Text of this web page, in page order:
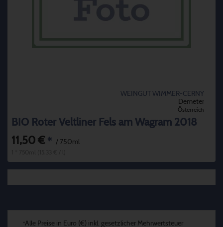
WEINGUT WIMMER-CERNY
Demeter
Österreich
BIO Roter Veltliner Fels am Wagram 2018
11,50 € * / 750ml
* Alle Preise in Euro (€) inkl. gesetzlicher Mehrwertsteuer